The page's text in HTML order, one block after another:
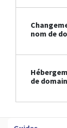
nom de
de